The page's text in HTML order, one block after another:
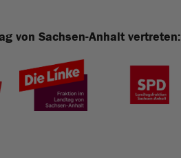
von Sachsen-Anhalt vertreten: